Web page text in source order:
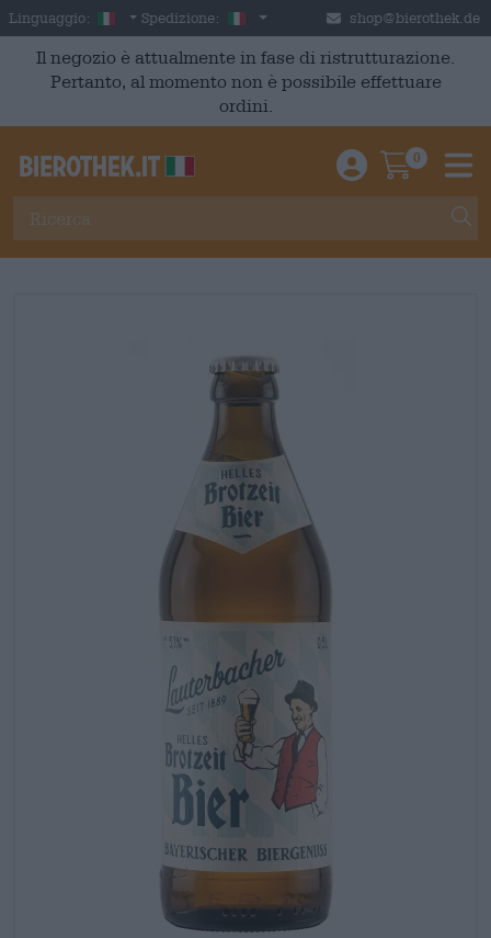
Skip to main content
Linguaggio: Italian
Spedizione: Italia shop@bierothek.de
Il negozio è attualmente in fase di ristrutturazione.
Pertanto, al momento non è possibile effettuare
ordini.
Einloggen /
0